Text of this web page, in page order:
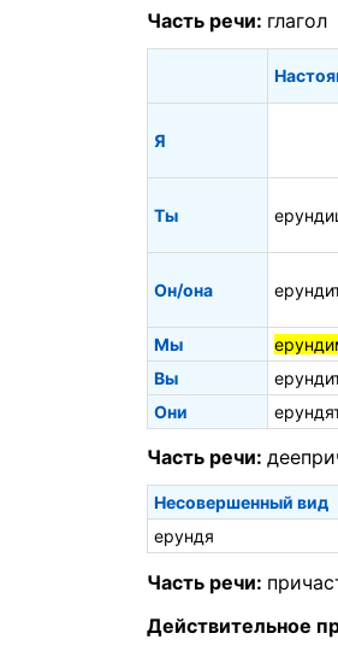
Часть речи: глагол
Я
Ты
Он/она
Мы
Вы
Они
Часть речи:
Несовершенный вид
ерундя
Часть речи:
Действительное